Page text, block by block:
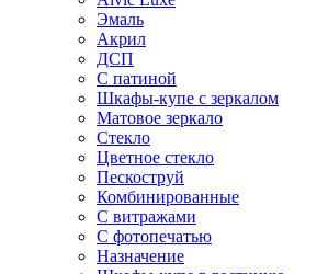
Эмаль
Акрил
ДСП
С патиной
Шкафы-купе с зеркалом
Матовое зеркало
Стекло
Цветное стекло
Пескоструй
Комбинированные
С витражами
С фотопечатью
Назначение